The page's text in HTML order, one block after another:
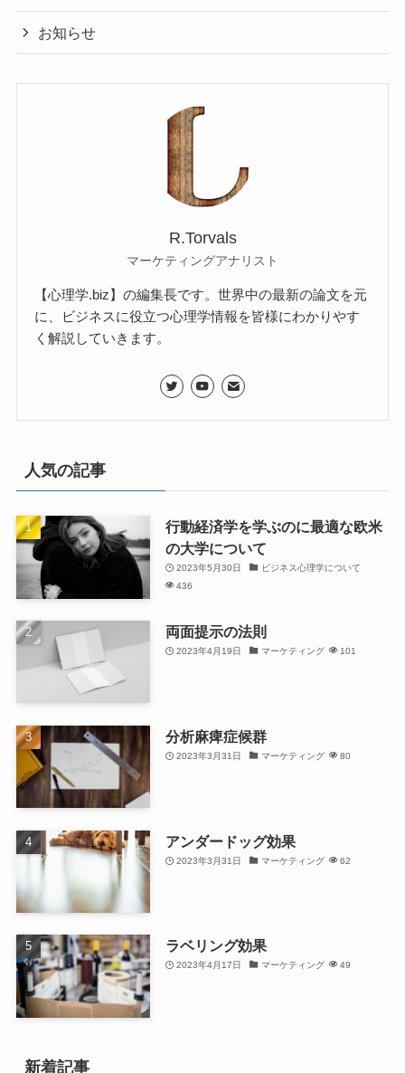
お知らせ
R.Torvals
マーケティングアナリスト
【心理学.biz】の編集長です。世界中の最新の論文を元
に、ビジネスに役立つ心理学情報を皆様にわかりやす
く解説していきます。
人気の記事
行動経済学を学ぶのに最適な欧米
の大学について
2023年5月30日
ビジネス心理学について
436
両面提示の法則
2023年4月19日 マーケティング 101
分析麻痺症候群
2023年3月31日 マーケティング 80
アンダードッグ効果
2023年3月31日 マーケティング 62
ラベリング効果
2023年4月17日 マーケティング 49
新着記事